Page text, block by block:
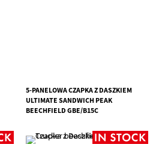
5-PANELOWA CZAPKA Z DASZKIEM
ULTIMATE SANDWICH PEAK
BEECHFIELD GBE/B15C